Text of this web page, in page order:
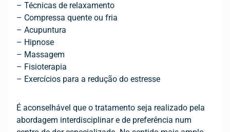
– Técnicas de relaxamento
– Compressa quente ou fria
– Acupuntura
– Hipnose
– Massagem
– Fisioterapia
– Exercícios para a redução do estresse
É aconselhável que o tratamento seja realizado pela
abordagem interdisciplinar e de preferência num